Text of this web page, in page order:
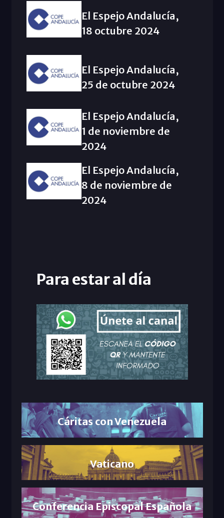
El Espejo Andalucía,
18 octubre 2024
El Espejo Andalucía,
25 de octubre 2024
El Espejo Andalucía,
1 de noviembre de
2024
El Espejo Andalucía,
8 de noviembre de
2024
Para estar al día
Cáritas con Venezuela
Vaticano
Conferencia Episcopal Española